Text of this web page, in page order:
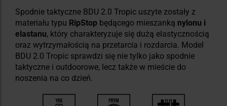
Spodnie taktyczne BDU 2.0 Tropic uszyte zostały z
materiału typu RipStop będącego mieszanką nylonu i
elastanu, który charakteryzuje się dużą elastycznością
oraz wytrzymałością na przetarcia i rozdarcia. Model
BDU 2.0 Tropic sprawdzi się nie tylko jako spodnie
taktyczne i outdoorowe, lecz także w mieście do
noszenia na co dzień.